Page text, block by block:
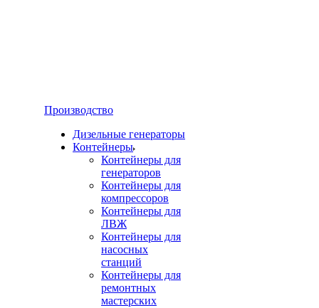
Производство
Дизельные генераторы
Контейнеры
Контейнеры для
генераторов
Контейнеры для
компрессоров
Контейнеры для
ЛВЖ
Контейнеры для
насосных
станций
Контейнеры для
ремонтных
мастерских